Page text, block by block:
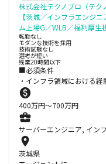
株式会社テクノプロ（テク
【茨城／インフラエンジ
ム上場G／WLB／福利厚生
転勤なし
モダンな技術を採用
技術試験なし
選考が短い
残業20時間以下
■必須条件
・インフラ領域における
400万円〜700万円
サーバーエンジニア, イン
茨城県